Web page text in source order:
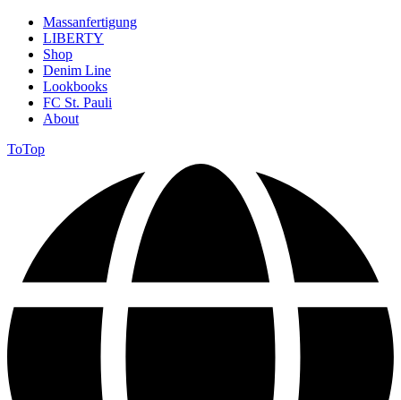
Massanfertigung
LIBERTY
Shop
Denim Line
Lookbooks
FC St. Pauli
About
ToTop